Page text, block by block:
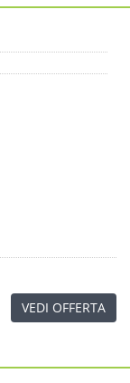
VEDI OFFERTA